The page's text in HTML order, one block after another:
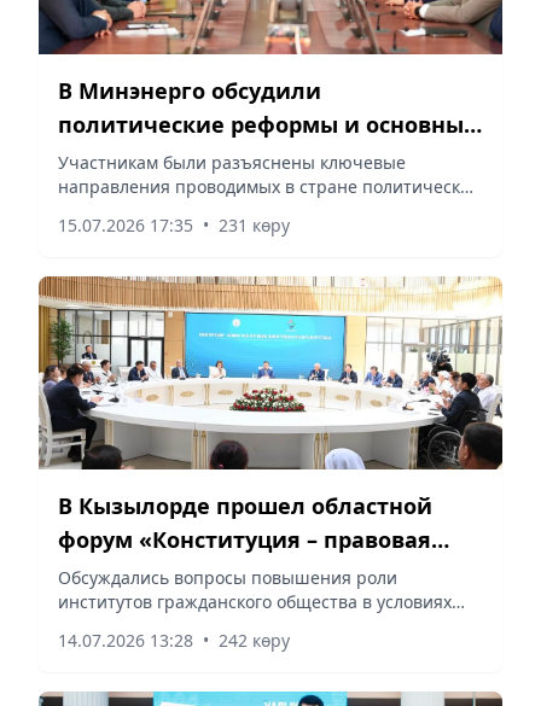
В Минэнерго обсудили
политические реформы и основные
положения новой Конституции
Участникам были разъяснены ключевые
направления проводимых в стране политических
15.07.2026 17:35 • 231 көру
В Кызылорде прошел областной
форум «Конституция – правовая
основа развития гражданского
общества»
Обсуждались вопросы повышения роли
институтов гражданского общества в условиях
14.07.2026 13:28 • 242 көру